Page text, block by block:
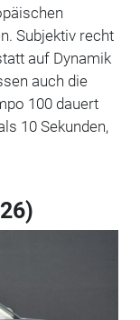
Subjektiv recht
auf Dynamik
auch die
100 dauert
10 Sekunden,